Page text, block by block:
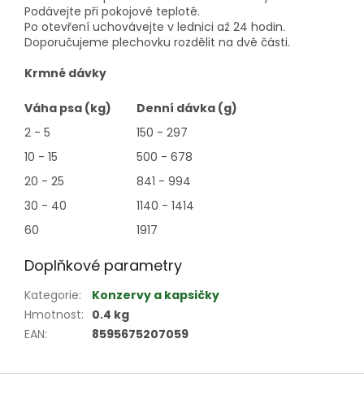
Podávejte při pokojové teplotě.
Po otevření uchovávejte v lednici až 24 hodin.
Doporučujeme plechovku rozdělit na dvě části.
Krmné dávky
Váha psa (kg)
Denní dávka (g)
2 - 5
150 - 297
10 - 15
500 - 678
20 - 25
841 - 994
30 - 40
1140 - 1414
60
1917
Doplňkové parametry
Kategorie:
Konzervy a kapsičky
Hmotnost: 0.4 kg
EAN: 8595675207059
Z